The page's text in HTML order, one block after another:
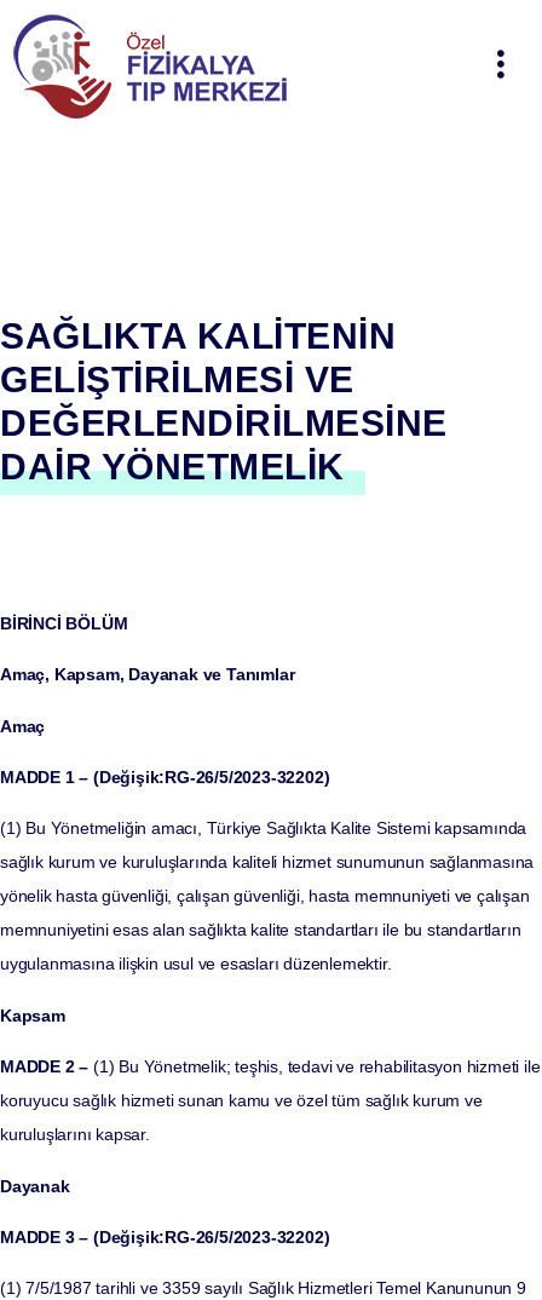
SAĞLIKTA KALİTENİN
GELİŞTİRİLMESİ VE
DEĞERLENDİRİLMESİNE
DAİR YÖNETMELİK
BİRİNCİ BÖLÜM
Amaç, Kapsam, Dayanak ve Tanımlar
Amaç
MADDE 1 – (Değişik:RG-26/5/2023-32202)
(1) Bu Yönetmeliğin amacı, Türkiye Sağlıkta Kalite Sistemi kapsamında
sağlık kurum ve kuruluşlarında kaliteli hizmet sunumunun sağlanmasına
yönelik hasta güvenliği, çalışan güvenliği, hasta memnuniyeti ve çalışan
memnuniyetini esas alan sağlıkta kalite standartları ile bu standartların
uygulanmasına ilişkin usul ve esasları düzenlemektir.
Kapsam
MADDE 2 – (1) Bu Yönetmelik; teşhis, tedavi ve rehabilitasyon hizmeti ile
koruyucu sağlık hizmeti sunan kamu ve özel tüm sağlık kurum ve
kuruluşlarını kapsar.
Dayanak
MADDE 3 – (Değişik:RG-26/5/2023-32202)
(1) 7/5/1987 tarihli ve 3359 sayılı Sağlık Hizmetleri Temel Kanununun 9